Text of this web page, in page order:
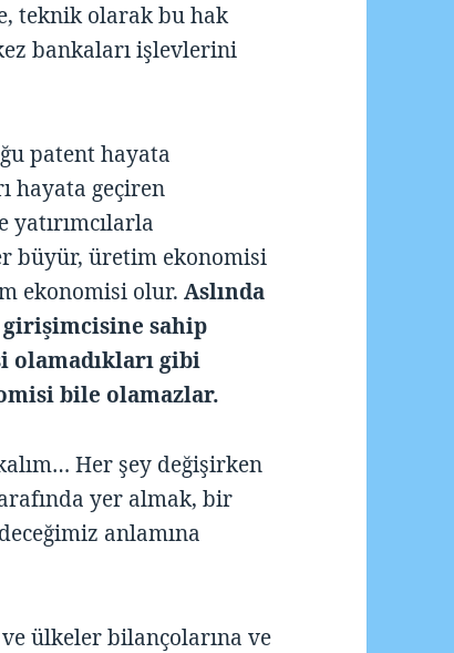
teknik olarak bu hak
bankaları işlevlerini
patent hayata
hayata geçiren
büyür, üretim ekonomisi
ekonomisi olur.Aslında
sahip
gibi
bile olamazlar.
Her şey değişirken
yer almak, bir
anlamına
ülkeler bilançolarına ve